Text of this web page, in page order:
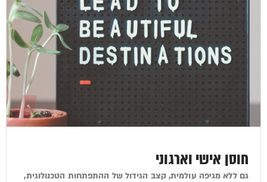
חוסן אישי וארגוני
גם ללא מגיפה עולמית, קצב הגידול של ההתפתחות הטכנולוגית,